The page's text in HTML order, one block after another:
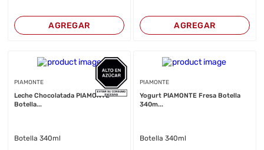
AGREGAR AGREGAR
PIAMONTE
Leche Chocolatada PIAMONTE
Botella...
Botella 340ml
PIAMONTE
Yogurt PIAMONTE Fresa Botella
340m...
Botella 340ml